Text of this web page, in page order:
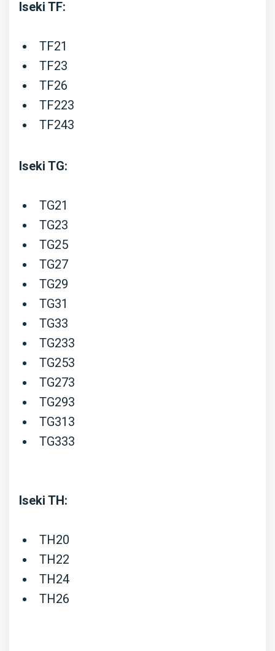
Iseki TF:
TF21
TF23
TF26
TF223
TF243
Iseki TG:
TG21
TG23
TG25
TG27
TG29
TG31
TG33
TG233
TG253
TG273
TG293
TG313
TG333
Iseki TH:
TH20
TH22
TH24
TH26